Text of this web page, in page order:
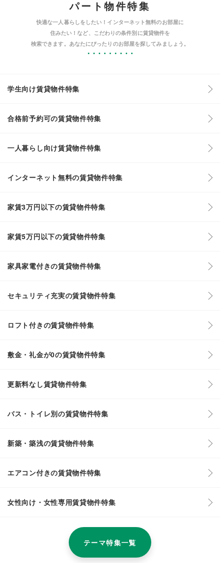
パート物件特集
快適な一人暮らしをしたい！インターネット無料のお部屋に
住みたい！など、こだわりの条件別に賃貸物件を
検索できます。あなたにぴったりのお部屋を探してみましょう。
学生向け賃貸物件特集
合格前予約可の賃貸物件特集
一人暮らし向け賃貸物件特集
インターネット無料の賃貸物件特集
家賃3万円以下の賃貸物件特集
家賃5万円以下の賃貸物件特集
家具家電付きの賃貸物件特集
セキュリティ充実の賃貸物件特集
ロフト付きの賃貸物件特集
敷金・礼金が0の賃貸物件特集
更新料なし賃貸物件特集
バス・トイレ別の賃貸物件特集
新築・築浅の賃貸物件特集
エアコン付きの賃貸物件特集
女性向け・女性専用賃貸物件特集
テーマ特集一覧